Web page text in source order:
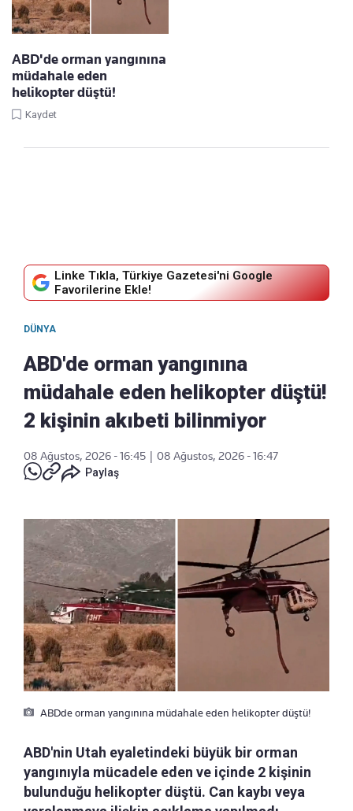
ABD'de orman yangınına
müdahale eden
helikopter düştü!
Kaydet
Linke Tıkla, Türkiye Gazetesi'ni Google
Favorilerine Ekle!
DÜNYA
ABD'de orman yangınına
müdahale eden helikopter düştü!
2 kişinin akıbeti bilinmiyor
08 Ağustos, 2026 - 16:45
08 Ağustos, 2026 - 16:47
Paylaş
ABDde orman yangınına müdahale eden helikopter düştü!
ABD'nin Utah eyaletindeki büyük bir orman
yangınıyla mücadele eden ve içinde 2 kişinin
bulunduğu helikopter düştü. Can kaybı veya